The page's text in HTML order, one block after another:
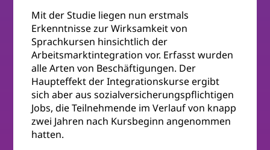
Mit der Studie liegen nun erstmals
Erkenntnisse zur Wirksamkeit von
Sprachkursen hinsichtlich der
Arbeitsmarktintegration vor. Erfasst wurden
alle Arten von Beschäftigungen. Der
Haupteffekt der Integrationskurse ergibt
sich aber aus sozialversicherungspflichtigen
Jobs, die Teilnehmende im Verlauf von knapp
zwei Jahren nach Kursbeginn angenommen
hatten.